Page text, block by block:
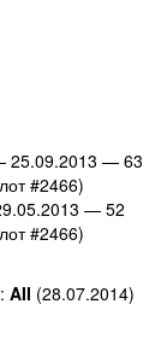
25.09.2013 — 63
#2466)
— 52
#2466)
: AII (28.07.2014)